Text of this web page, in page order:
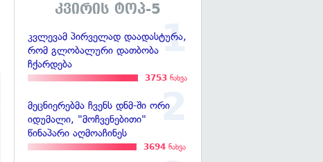
კვირის ტოპ-5
კვლევამ პირველად დაადასტურა,
რომ გლობალური დათბობა
ჩქარდება
3753 ნახვა
მეცნიერებმა ჩვენს დნმ-ში ორი
იდუმალი, "მოჩვენებითი"
წინაპარი აღმოაჩინეს
3694 ნახვა